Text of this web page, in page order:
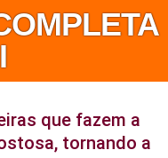
que fazem a
tornando a